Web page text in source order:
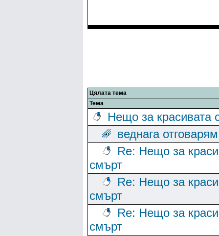
Цялата тема
Тема
Нещо за красивата
веднага
Re: Нещо за
смърт
Re: Нещо за
смърт
Re: Нещо за
смърт